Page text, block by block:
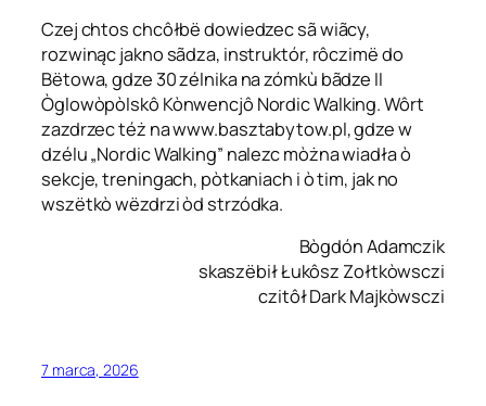
Czej chtos chcôłbë dowiedzec sã wiãcy,
rozwinąc jakno sãdza, instruktór, rôczimë do
Bëtowa, gdze 30 zélnika na zómkù bãdze II
Òglowòpòlskô Kònwencjô Nordic Walking. Wôrt
zazdrzec téż na www.basztabytow.pl, gdze w
dzélu „Nordic Walking” nalezc mòżna wiadła ò
sekcje, treningach, pòtkaniach i ò tim, jak no
wszëtkò wëzdrzi òd strzódka.
Bògdón Adamczik
skaszëbił Łukôsz Zołtkòwsczi
czitôł Dark Majkòwsczi
7 marca, 2026